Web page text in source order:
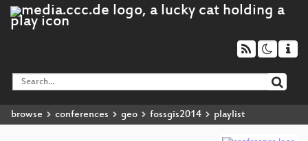
browse conferences geo fossgis2014 playlist